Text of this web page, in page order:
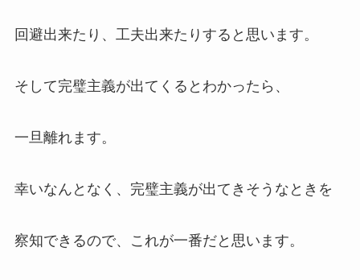
回避出来たり、工夫出来たりすると思います。
そして完璧主義が出てくるとわかったら、
一旦離れます。
幸いなんとなく、完璧主義が出てきそうなときを
察知できるので、これが一番だと思います。